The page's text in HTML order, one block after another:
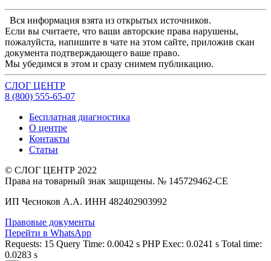
Вся информация взята из открытых источников.
Если вы считаете, что ваши авторские права нарушены,
пожалуйста, напишите в чате на этом сайте, приложив скан
документа подтверждающего ваше право.
Мы убедимся в этом и сразу снимем публикацию.
СЛОГ ЦЕНТР
8 (800) 555-65-07
Бесплатная диагностика
О центре
Контакты
Статьи
© СЛОГ ЦЕНТР 2022
Права на товарный знак защищены. № 145729462-СЕ
ИП Чесноков А.А. ИНН 482402903992
Правовые документы
Перейти в WhatsApp
Requests: 15 Query Time: 0.0042 s PHP Exec: 0.0241 s Total time:
0.0283 s